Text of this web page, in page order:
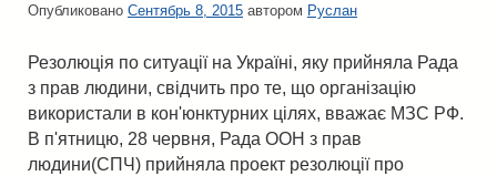
Опубликовано Сентябрь 8, 2015 автором Руслан
Резолюція по ситуації на Україні, яку прийняла Рада
з прав людини, свідчить про те, що організацію
використали в кон'юнктурних цілях, вважає МЗС РФ.
В п'ятницю, 28 червня, Рада ООН з прав
людини(СПЧ) прийняла проект резолюції про